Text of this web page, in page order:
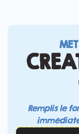
Remplis le